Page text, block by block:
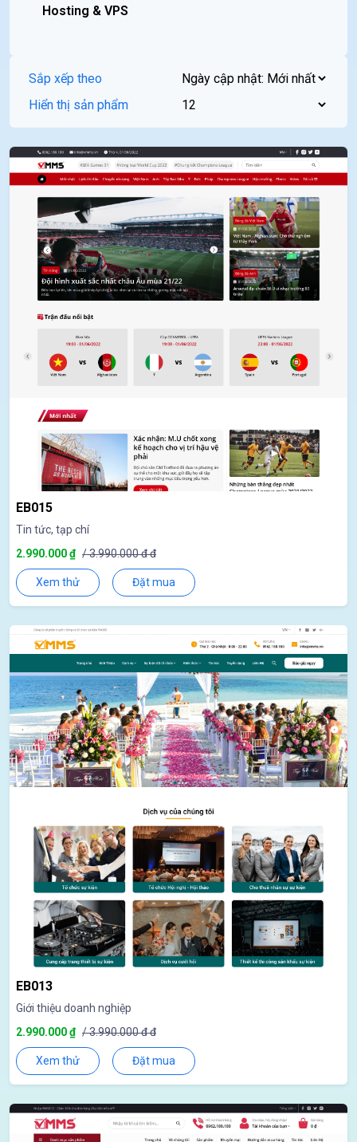
Hosting & VPS
Sắp xếp theo
Hiển thị sản phẩm
EB015
Tin tức, tạp chí
2.990.000 ₫ / 3.990.000 đ đ
Xem thử Đặt mua
EB013
Giới thiệu doanh nghiệp
2.990.000 ₫ / 3.990.000 đ đ
Xem thử Đặt mua